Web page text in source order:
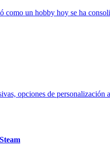
un hobby hoy se ha
opciones de